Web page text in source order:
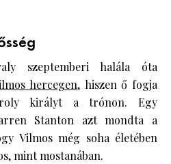
szeptemberi halála óta
hercegen, hiszen ő fogja
királyt a trónon. Egy
Stanton azt mondta a
Vilmos még soha életében
mint mostanában.